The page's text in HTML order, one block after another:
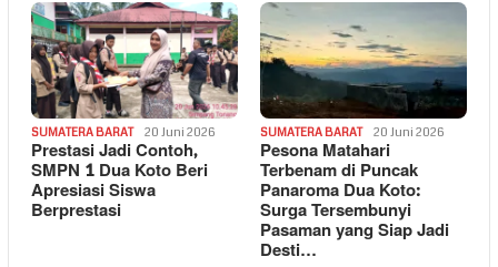
SUMATERA BARAT 20 Juni 2026
Prestasi Jadi Contoh,
SMPN 1 Dua Koto Beri
Apresiasi Siswa
Berprestasi
SUMATERA BARAT 20 Juni 2026
Pesona Matahari
Terbenam di Puncak
Panaroma Dua Koto:
Surga Tersembunyi
Pasaman yang Siap Jadi
Desti…